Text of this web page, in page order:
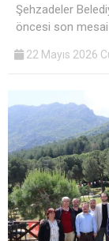
Şehzadeler
öncesi son
22 Mayıs 2026